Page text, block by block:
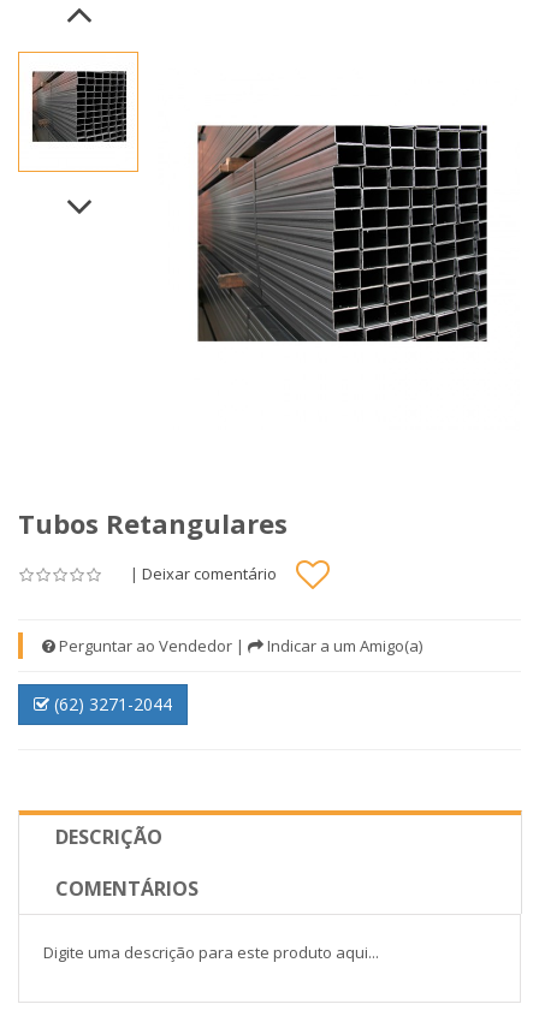
Tubos Retangulares
| Deixar comentário
Perguntar ao Vendedor | Indicar a um Amigo(a)
(62) 3271-2044
DESCRIÇÃO
COMENTÁRIOS
Digite uma descrição para este produto aqui...